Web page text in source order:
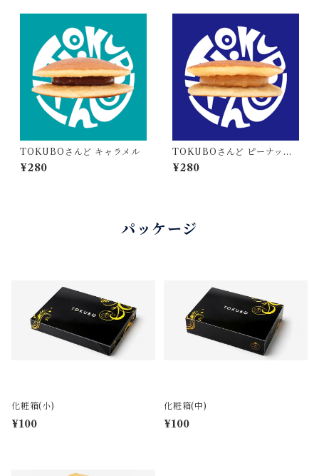
TOKUBOさんど キャラメル
¥280
TOKUBOさんど ピーナッツ
とピーナッツ
¥280
パッケージ
化粧箱(小)
¥100
化粧箱(中)
¥100